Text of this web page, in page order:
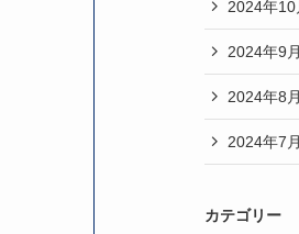
2024年10
2024年9月
2024年8月
2024年7月
カテゴリー